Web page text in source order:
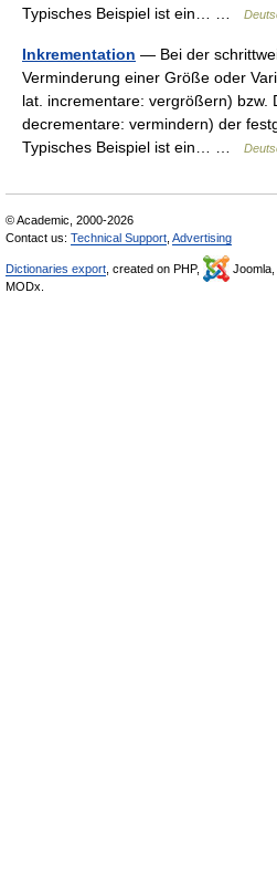
Typisches Beispiel ist ein… …
Inkrementation — Bei der
Verminderung einer Größe oder
lat. incrementare: vergrößern) bzw.
decrementare: vermindern) der
Typisches Beispiel ist ein… …
© Academic, 2000-2026
Contact us: Technical Support Advertising
Dictionaries export , created on PHP, Joomla,
MODx.